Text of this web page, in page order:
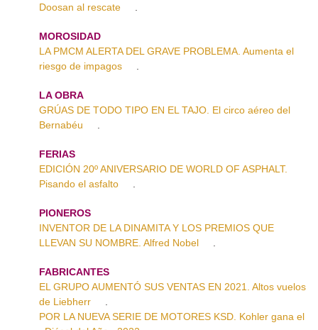
Doosan al rescate
MOROSIDAD
LA PMCM ALERTA DEL GRAVE PROBLEMA. Aumenta el
riesgo de impagos
LA OBRA
GRÚAS DE TODO TIPO EN EL TAJO. El circo aéreo del
Bernabéu
FERIAS
EDICIÓN 20º ANIVERSARIO DE WORLD OF ASPHALT.
Pisando el asfalto
PIONEROS
INVENTOR DE LA DINAMITA Y LOS PREMIOS QUE
LLEVAN SU NOMBRE. Alfred Nobel
FABRICANTES
EL GRUPO AUMENTÓ SUS VENTAS EN 2021. Altos vuelos
de Liebherr
POR LA NUEVA SERIE DE MOTORES KSD. Kohler gana el